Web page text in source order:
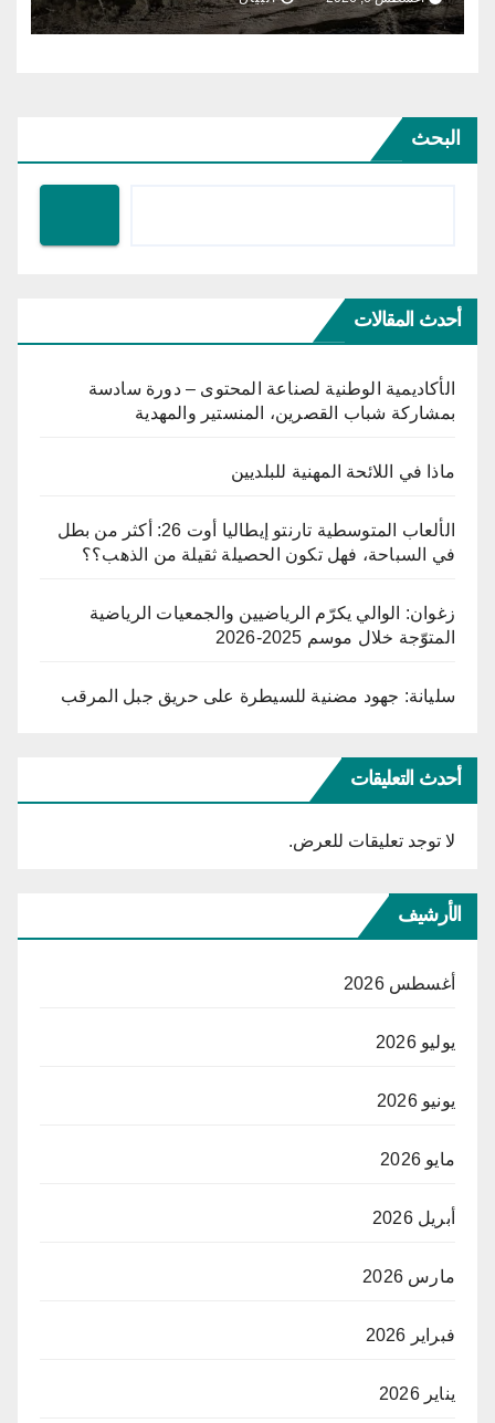
البحث
أحدث المقالات
الأكاديمية الوطنية لصناعة المحتوى – دورة سادسة
بمشاركة شباب القصرين، المنستير والمهدية
ماذا في اللائحة المهنية للبلديين
الألعاب المتوسطية تارنتو إيطاليا أوت 26: أكثر من بطل
في السباحة، فهل تكون الحصيلة ثقيلة من الذهب؟؟
زغوان: الوالي يكرّم الرياضيين والجمعيات الرياضية
المتوّجة خلال موسم 2025-2026
سليانة: جهود مضنية للسيطرة على حريق جبل المرقب
أحدث التعليقات
لا توجد تعليقات للعرض.
الأرشيف
أغسطس 2026
يوليو 2026
يونيو 2026
مايو 2026
أبريل 2026
مارس 2026
فبراير 2026
يناير 2026